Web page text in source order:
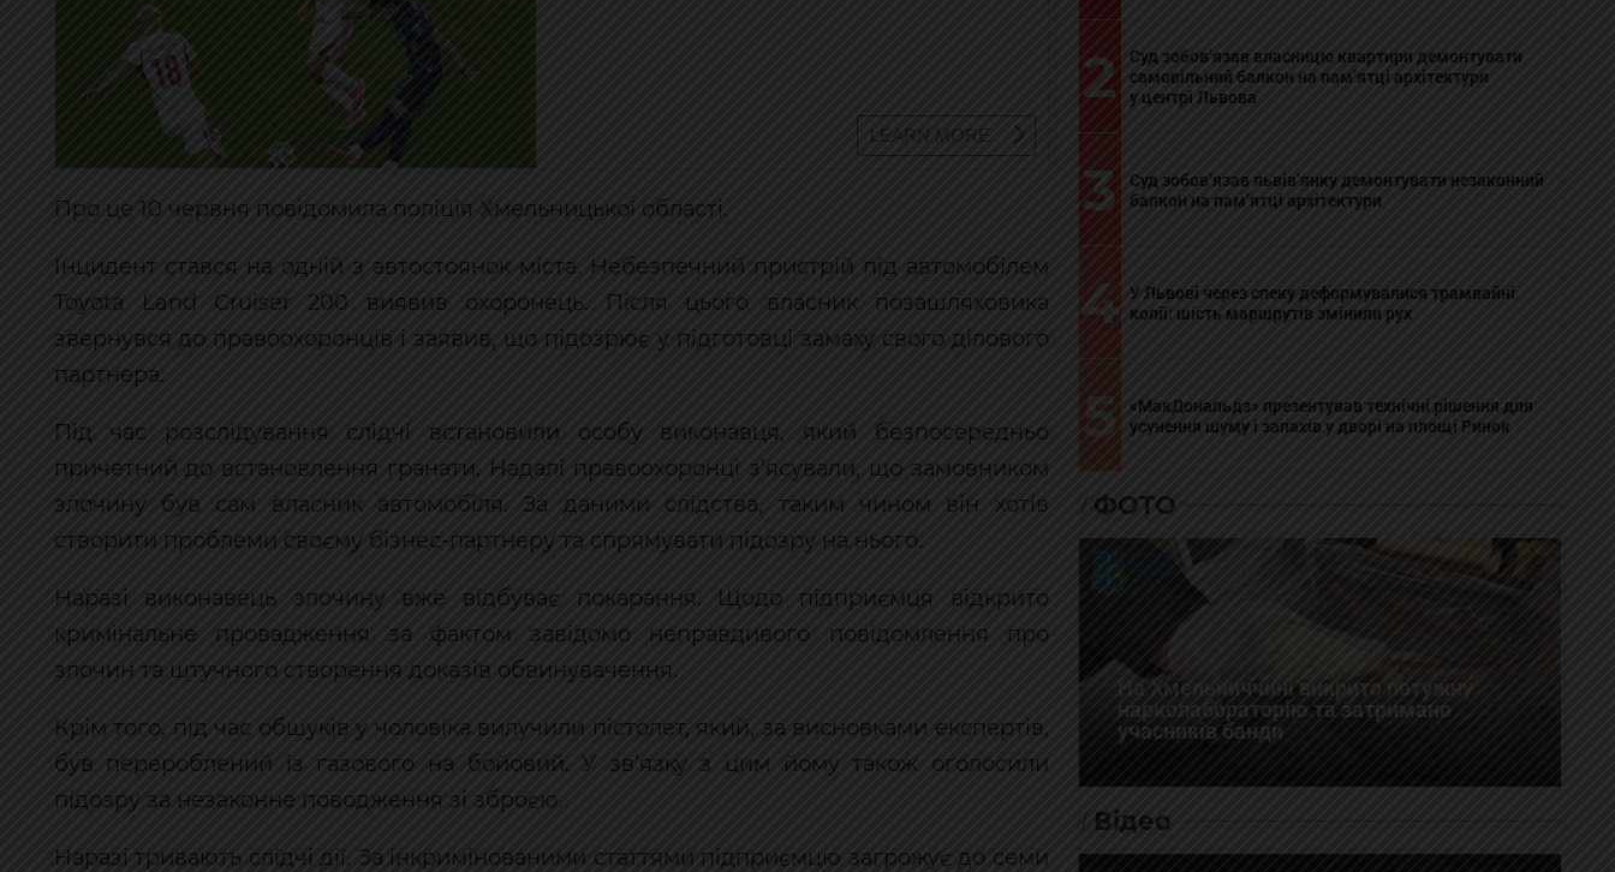
Про це 10 червня повідомила поліція Хмельницької області.
Інцидент стався на одній з автостоянок міста. Небезпечний пристрій під автомобілем
Toyota Land Cruiser 200 виявив охоронець. Після цього власник позашляховика
звернувся до правоохоронців і заявив, що підозрює у підготовці замаху свого ділового
партнера.
Під час розслідування слідчі встановили особу виконавця, який безпосередньо
причетний до встановлення гранати. Надалі правоохоронці з’ясували, що замовником
злочину був сам власник автомобіля. За даними слідства, таким чином він хотів
створити проблеми своєму бізнес-партнеру та спрямувати підозру на нього.
Наразі виконавець злочину вже відбуває покарання. Щодо підприємця відкрито
кримінальне провадження за фактом завідомо неправдивого повідомлення про
злочин та штучного створення доказів обвинувачення.
Крім того, під час обшуків у чоловіка вилучили пістолет, який, за висновками експертів,
був перероблений із газового на бойовий. У зв’язку з цим йому також оголосили
підозру за незаконне поводження зі зброєю.
Наразі тривають слідчі дії. За інкримінованими статтями підприємцю загрожує до семи
2
Суд зобов’язав власницю квартири демонтувати
самовільний балкон на пам’ятці архітектури
у центрі Львова
3
Суд зобов’язав львів’янку демонтувати незаконний
балкон на пам’ятці архітектури
4 У Львові через спеку деформувалися трамвайні
колії: шість маршрутів змінили рух
5
«МакДональдз» презентував технічні рішення для
усунення шуму і запахів у дворі на площі Ринок
ФОТО
На Хмельниччині викрито потужну
нарколабораторію та затримано
учасників банди
Відео